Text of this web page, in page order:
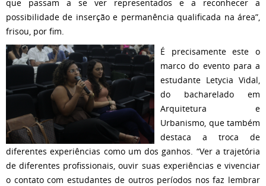
que passam a se ver representados e a reconhecer a
possibilidade de inserção e permanência qualificada na área”,
frisou, por fim.
É precisamente este o
marco do evento para a
estudante Letycia Vidal,
do bacharelado em
Arquitetura e
Urbanismo, que também
destaca a troca de
diferentes experiências como um dos ganhos. “Ver a trajetória
de diferentes profissionais, ouvir suas experiências e vivenciar
o contato com estudantes de outros períodos nos faz lembrar